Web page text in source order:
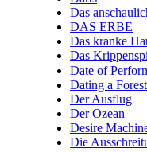
Das
DAS ERBE
Das kranke
Das
Dating a Forest
Der Ausflug
Der Ozean
Desire
Die